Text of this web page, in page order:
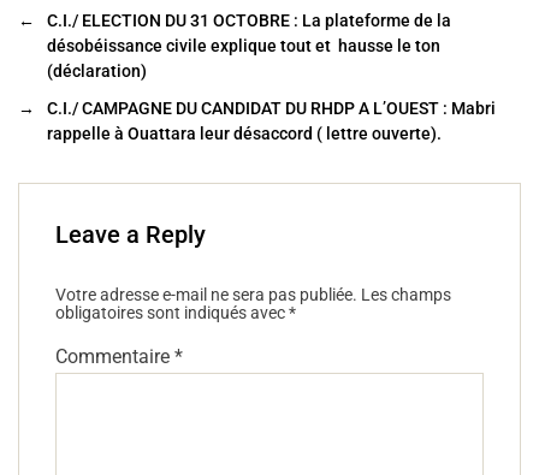
c
e
b
o
o
tt
er
ai
l
ta
g
er
←
C.I./ ELECTION DU 31 OCTOBRE : La plateforme de la
désobéissance civile explique tout et hausse le ton
(déclaration)
→
C.I./ CAMPAGNE DU CANDIDAT DU RHDP A L’OUEST : Mabri
rappelle à Ouattara leur désaccord ( lettre ouverte).
Leave a Reply
Votre adresse e-mail ne sera pas publiée. Les champs
obligatoires sont indiqués avec*
Commentaire *